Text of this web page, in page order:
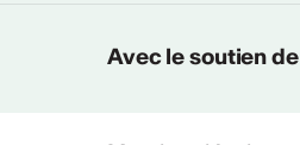
Avec le soutien de